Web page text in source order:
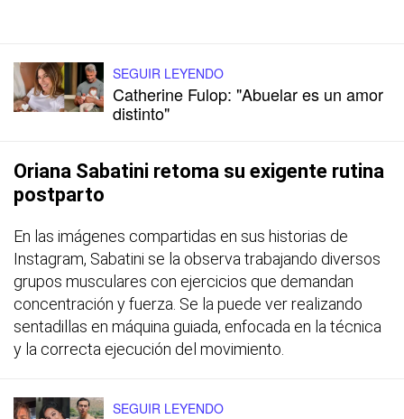
SEGUIR LEYENDO
Catherine Fulop: "Abuelar es un amor
distinto"
Oriana Sabatini retoma su exigente rutina
postparto
En las imágenes compartidas en sus historias de
Instagram, Sabatini se la observa trabajando diversos
grupos musculares con ejercicios que demandan
concentración y fuerza. Se la puede ver realizando
sentadillas en máquina guiada, enfocada en la técnica
y la correcta ejecución del movimiento.
SEGUIR LEYENDO